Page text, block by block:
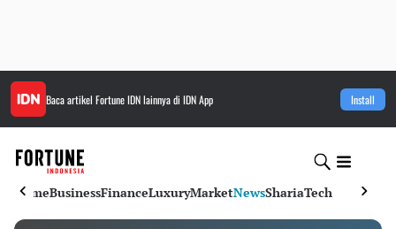
Baca artikel Fortune IDNlainnya di IDN App Install
HomeBusinessFinanceLuxuryMarketNewsShariaTech